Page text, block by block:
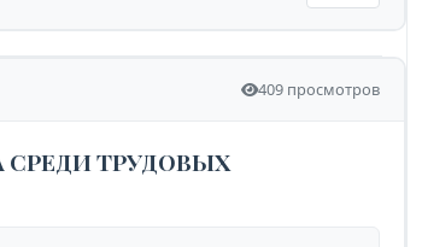
409 просмотров
ТРУДОВЫХ